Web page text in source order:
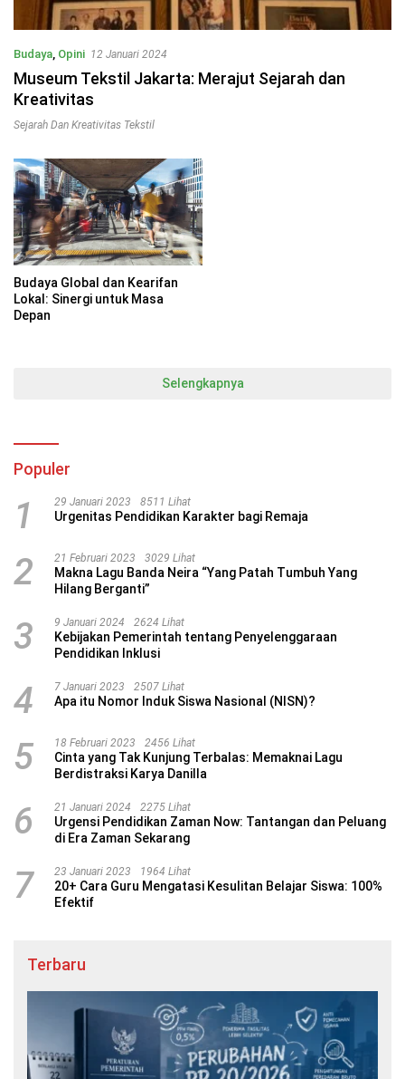
Budaya, Opini 12 Januari 2024
Museum Tekstil Jakarta: Merajut Sejarah dan
Kreativitas
Sejarah Dan Kreativitas Tekstil
Budaya Global dan Kearifan
Lokal: Sinergi untuk Masa
Depan
Selengkapnya
Populer
1 29 Januari 2023 8511 Lihat
Urgenitas Pendidikan Karakter bagi Remaja
2 21 Februari 2023 3029 Lihat
Makna Lagu Banda Neira “Yang Patah Tumbuh Yang
Hilang Berganti”
3 9 Januari 2024 2624 Lihat
Kebijakan Pemerintah tentang Penyelenggaraan
Pendidikan Inklusi
4 7 Januari 2023 2507 Lihat
Apa itu Nomor Induk Siswa Nasional (NISN)?
5 18 Februari 2023 2456 Lihat
Cinta yang Tak Kunjung Terbalas: Memaknai Lagu
Berdistraksi Karya Danilla
6 21 Januari 2024 2275 Lihat
Urgensi Pendidikan Zaman Now: Tantangan dan Peluang
di Era Zaman Sekarang
7 23 Januari 2023 1964 Lihat
20+ Cara Guru Mengatasi Kesulitan Belajar Siswa: 100%
Efektif
Terbaru